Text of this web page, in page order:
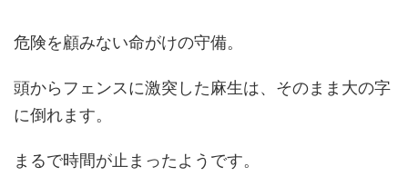
危険を顧みない命がけの守備。
頭からフェンスに激突した麻生は、そのまま大の字
に倒れます。
まるで時間が止まったようです。